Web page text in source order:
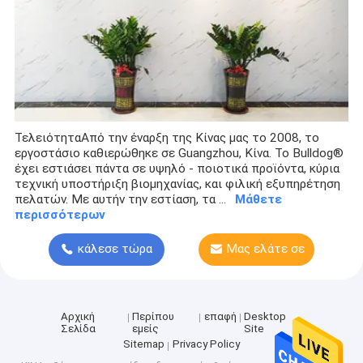
ΤελειότηταΑπό την έναρξη της Κίνας μας το 2008, το
εργοστάσιο καθιερώθηκε σε Guangzhou, Κίνα. Το Bulldog®
έχει εστιάσει πάντα σε υψηλό - ποιοτικά προϊόντα, κύρια
τεχνική υποστήριξη βιομηχανίας, και φιλική εξυπηρέτηση
πελατών. Με αυτήν την εστίαση, τα ...
Μάθετε
περισσότερων
κάλεσε τώρα Μας ελάτε σε
Αρχική
Σελίδα
Περίπου
εμείς
επαφή
Desktop
Site
Sitemap
Privacy Policy